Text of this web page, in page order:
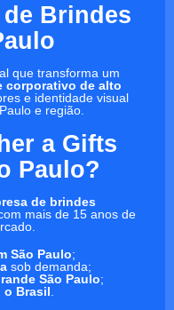
Brindes
que transforma um
corporativo de alto
e identidade visual
e região.
a Gifts
Paulo?
de brindes
mais de 15 anos de
São Paulo;
sob demanda;
São Paulo;
o Brasil